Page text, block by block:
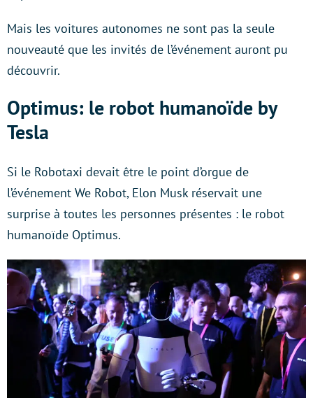
Mais les voitures autonomes ne sont pas la seule
nouveauté que les invités de l’événement auront pu
découvrir.
Optimus: le robot humanoïde by
Tesla
Si le Robotaxi devait être le point d’orgue de
l’événement We Robot, Elon Musk réservait une
surprise à toutes les personnes présentes : le robot
humanoïde Optimus.